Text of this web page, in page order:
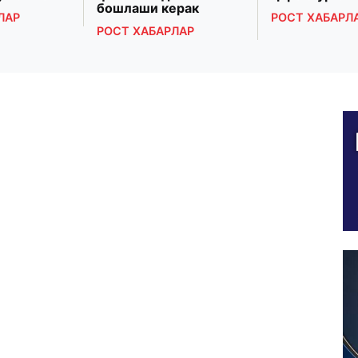
бошлаши керак
РОСТ ХАБАРЛАР
РОСТ